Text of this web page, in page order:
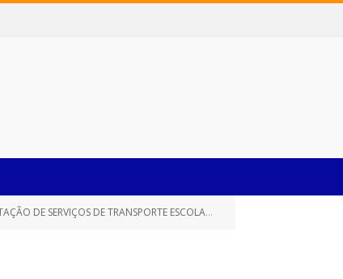
EM ZONEAMENTO RURAL DA REDE MUNICIPAL E ESTADUAL DE ENSINO)